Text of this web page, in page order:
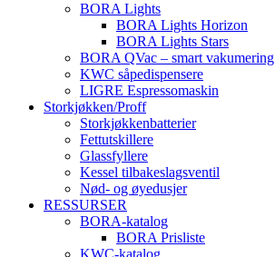
BORA Lights
BORA Lights Horizon
BORA Lights Stars
BORA QVac – smart vakumering
KWC såpedispensere
LIGRE Espressomaskin
Storkjøkken/Proff
Storkjøkkenbatterier
Fettutskillere
Glassfyllere
Kessel tilbakeslagsventil
Nød- og øyedusjer
RESSURSER
BORA-katalog
BORA Prisliste
KWC-katalog